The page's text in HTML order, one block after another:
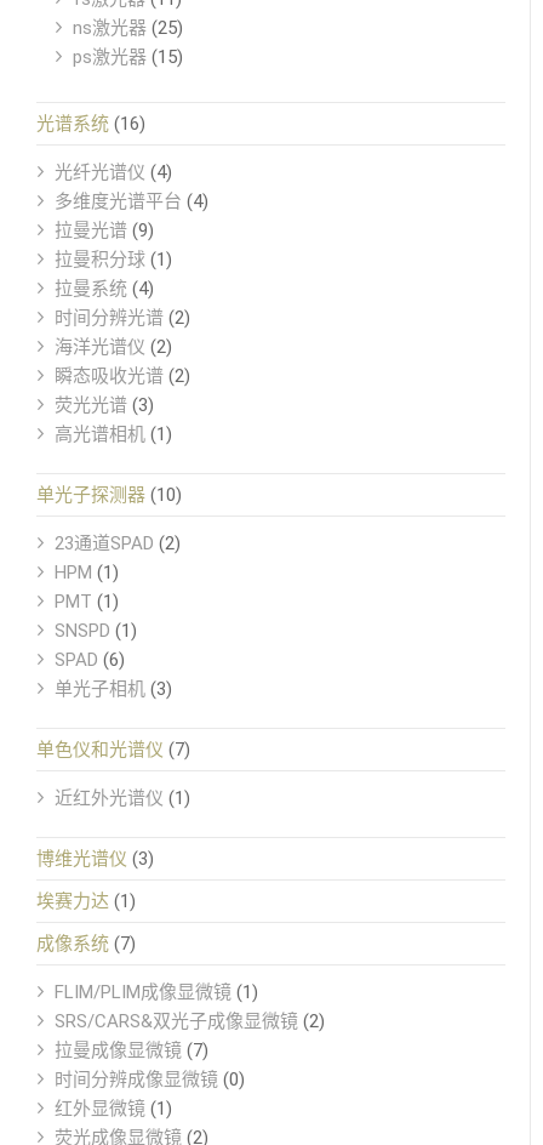
ns激光器 (25)
ps激光器 (15)
光谱系统 (16)
光纤光谱仪 (4)
多维度光谱平台 (4)
拉曼光谱 (9)
拉曼积分球 (1)
拉曼系统 (4)
时间分辨光谱 (2)
海洋光谱仪 (2)
瞬态吸收光谱 (2)
荧光光谱 (3)
高光谱相机 (1)
单光子探测器 (10)
23通道SPAD (2)
HPM (1)
PMT (1)
SNSPD (1)
SPAD (6)
单光子相机 (3)
单色仪和光谱仪 (7)
近红外光谱仪 (1)
博维光谱仪 (3)
埃赛力达 (1)
成像系统 (7)
FLIM/PLIM成像显微镜 (1)
SRS/CARS&双光子成像显微镜 (2)
拉曼成像显微镜 (7)
时间分辨成像显微镜 (0)
红外显微镜 (1)
荧光成像显微镜 (2)